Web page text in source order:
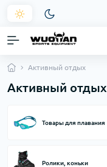
Активный отдых
Активный отдых
Товары для плавания
Ролики, коньки